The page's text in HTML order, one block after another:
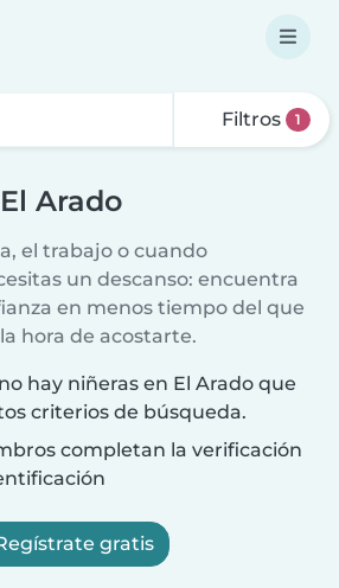
Filtros 1
Arado
el trabajo o cuando
un descanso: encuentra
en menos tiempo del que
hora de acostarte.
hay niñeras en El Arado que
criterios de búsqueda.
completan la verificación
gratis